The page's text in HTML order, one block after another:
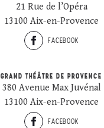
21 Rue de l’Opéra
13100 Aix-en-Provence
FACEBOOK
GRAND THÉÂTRE DE PROVENCE
380 Avenue Max Juvénal
13100 Aix-en-Provence
FACEBOOK